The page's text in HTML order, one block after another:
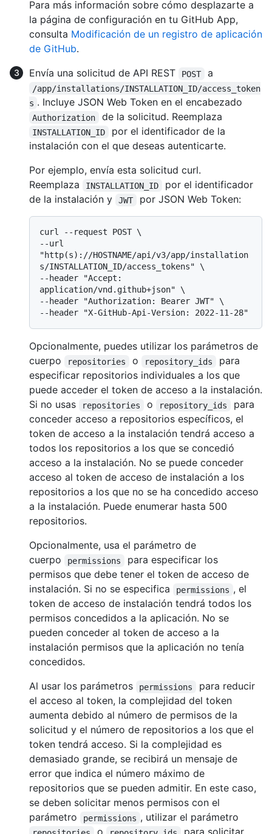
Para más información sobre cómo desplazarte a
la página de configuración en tu GitHub App,
consulta Modificación de un registro de aplicación
de GitHub.
Envía una solicitud de API REST
POST a
/app/installations/INSTALLATION_ID/access_token
s . Incluye JSON Web Token en el encabezado
Authorization de la solicitud. Reemplaza
INSTALLATION_ID
por el identificador de la
instalación con el que deseas autenticarte.
Por ejemplo, envía esta solicitud curl.
Reemplaza
INSTALLATION_ID
por el identificador
de la instalación y
JWT por JSON Web Token:
curl --request POST \
--url
"http(s)://HOSTNAME/api/v3/app/installation
s/INSTALLATION_ID/access_tokens" \
--header "Accept:
application/vnd.github+json" \
--header "Authorization: Bearer JWT" \
Opcionalmente, puedes utilizar los parámetros de
cuerpo
repositories o repository_ids
para
especificar repositorios individuales a los que
puede acceder el token de acceso a la instalación.
Si no usas
repositories o repository_ids
para
conceder acceso a repositorios específicos, el
token de acceso a la instalación tendrá acceso a
todos los repositorios a los que se concedió
acceso a la instalación. No se puede conceder
acceso al token de acceso de instalación a los
repositorios a los que no se ha concedido acceso
a la instalación. Puede enumerar hasta 500
repositorios.
Opcionalmente, usa el parámetro de
cuerpo
permissions
para especificar los
permisos que debe tener el token de acceso de
instalación. Si no se especifica
permissions , el
token de acceso de instalación tendrá todos los
permisos concedidos a la aplicación. No se
pueden conceder al token de acceso a la
instalación permisos que la aplicación no tenía
concedidos.
Al usar los parámetros
permissions
para reducir
el acceso al token, la complejidad del token
aumenta debido al número de permisos de la
solicitud y el número de repositorios a los que el
token tendrá acceso. Si la complejidad es
demasiado grande, se recibirá un mensaje de
error que indica el número máximo de
repositorios que se pueden admitir. En este caso,
se deben solicitar menos permisos con el
parámetro
permissions , utilizar el parámetro